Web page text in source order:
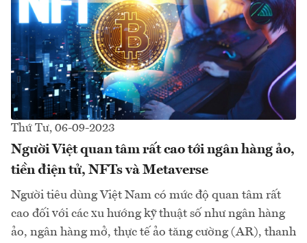
Thứ Tư, 06-09-2023
Người Việt quan tâm rất cao tới ngân hàng ảo,
tiền điện tử, NFTs và Metaverse
Người tiêu dùng Việt Nam có mức độ quan tâm rất
cao đối với các xu hướng kỹ thuật số như ngân hàng
ảo, ngân hàng mở, thực tế ảo tăng cường (AR), thanh